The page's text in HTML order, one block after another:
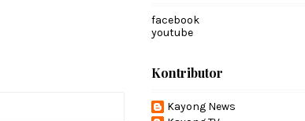
facebook
youtube
Kontributor
Kayong News